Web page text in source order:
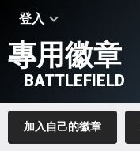
登入
專用徽章
BATTLEFIELD
加入自己的徽章